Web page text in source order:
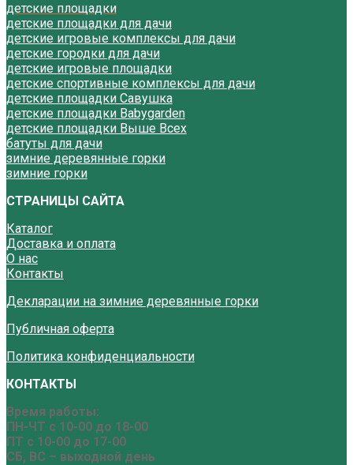
детские площадки
детские площадки для дачи
детские игровые комплексы для дачи
детские городки для дачи
детские игровые площадки
детские спортивные комплексы для дачи
детские площадки Савушка
детские площадки Babygarden
детские площадки Выше Всех
батуты для дачи
зимние деревянные горки
зимние горки
СТРАНИЦЫ САЙТА
Каталог
Доставка и оплата
О нас
Контакты
Декларации на зимние деревянные горки
Публичная оферта
Политика конфиденциальности
КОНТАКТЫ
Время работы:
ПН-ЧТ с 10-00 до 18-00
ПТ с 10-00 до 17-00
СБ, ВС – выходной день